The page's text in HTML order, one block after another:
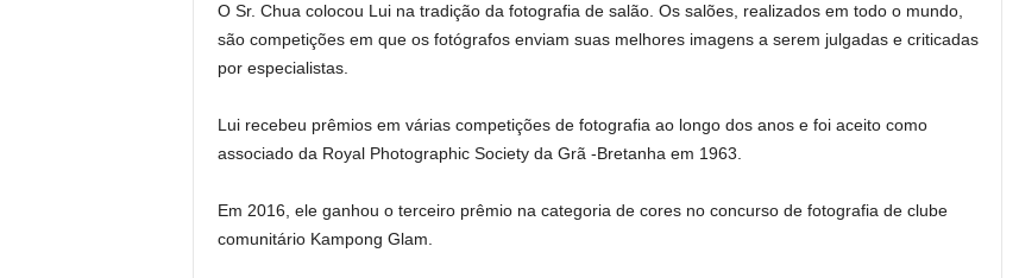
O Sr. Chua colocou Lui na tradição da fotografia de salão. Os salões, realizados em todo o mundo,
são competições em que os fotógrafos enviam suas melhores imagens a serem julgadas e criticadas
por especialistas.
Lui recebeu prêmios em várias competições de fotografia ao longo dos anos e foi aceito como
associado da Royal Photographic Society da Grã -Bretanha em 1963.
Em 2016, ele ganhou o terceiro prêmio na categoria de cores no concurso de fotografia de clube
comunitário Kampong Glam.